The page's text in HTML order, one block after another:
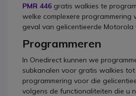
PMR 446 gratis walkies te
welke complexere programmering
geval van gelicentieerde Motorola
Programmeren
In Onedirect kunnen we
subkanalen voor gratis walkies
programmering voor die
volgens de functionaliteiten die u